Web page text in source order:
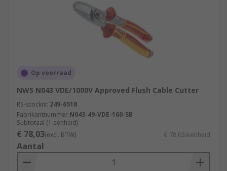
Op voorraad
NWS N043 VDE/1000V Approved Flush Cable Cutter
RS-stocknr. 249-6518
Fabrikantnummer N043-49-VDE-160-SB
Subtotaal (1 eenheid)
€ 78,03(excl. BTW) € 78,03/eenheid
Aantal